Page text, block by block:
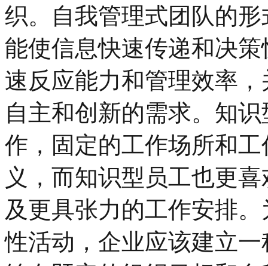
织。自我管理式团队的
能使信息快速传递和决
速反应能力和管理效率
自主和创新的需求。知
作，固定的工作场所和
义，而知识型员工也更
及更具张力的工作安排
性活动，企业应该建立